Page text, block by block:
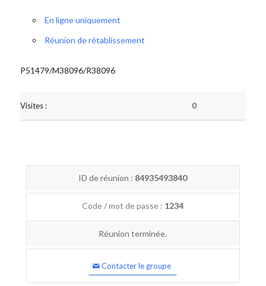
En ligne uniquement
Réunion de rétablissement
P51479/M38096/R38096
Visites : 0
ID de réunion : 84935493840
Code / mot de passe : 1234
Réunion terminée.
Contacter le groupe